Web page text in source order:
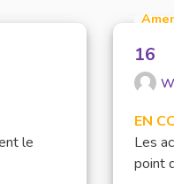
le
16
EN
Les
point